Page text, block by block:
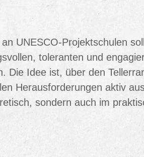
UNESCO-Projektschulen
toleranten und
Die Idee ist, über den
Herausforderungen aktiv
sondern auch im